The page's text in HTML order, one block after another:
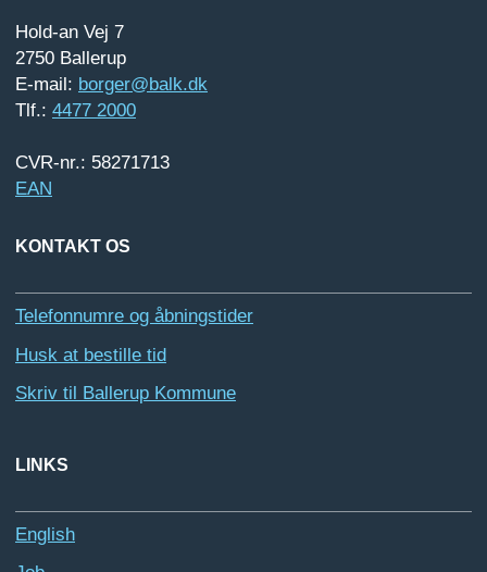
Hold-an Vej 7
2750 Ballerup
E-mail: borger@balk.dk
Tlf.: 4477 2000
CVR-nr.: 58271713
EAN
KONTAKT OS
Telefonnumre og åbningstider
Husk at bestille tid
Skriv til Ballerup Kommune
LINKS
English